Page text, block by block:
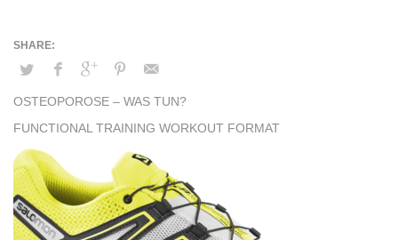
OSTEOPOROSE – WAS TUN?
FUNCTIONAL TRAINING WORKOUT FORMAT